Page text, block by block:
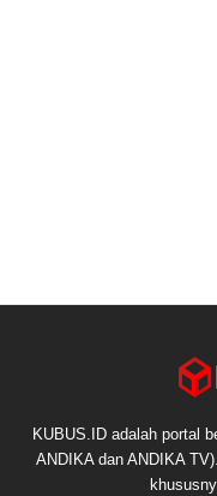
KUBUS.ID adalah portal
ANDIKA dan ANDIKA